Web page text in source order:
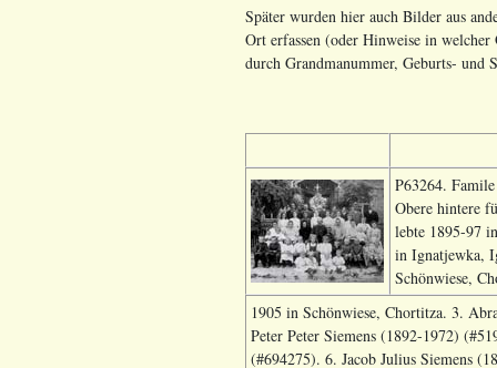
Später wurden hier auch Bilder aus
Ort erfassen (oder Hinweise in
durch Grandmanummer, Geburts- und
P63264.
Obere hintere
lebte 1895-97
in Ignatjewka,
Schönwiese,
1905 in Schönwiese, Chortitza. 3.
Peter Peter Siemens (1892-1972)
(#694275). 6. Jacob Julius Siemens